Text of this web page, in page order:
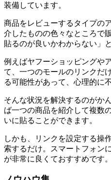
装備しています。
商品をレビューするタイプの
介したものの色々なところで
貼るのが良いかわからない」
例えばヤフーショッピングや
て、一つのモールのリンクだ
る可能性があって、心理的に
そんな状況を解決するのがか
ば一つの商品を紹介して複数
いに貼ることができます。
しかも、リンクを設定する操
索するだけ。スマートフォン
が非常に良くておすすめです。